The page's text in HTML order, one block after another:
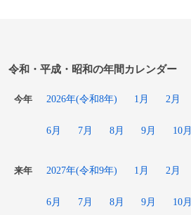
令和・平成・昭和の年間カレンダー
今年 2026年(令和8年) 1月 2月
6月 7月 8月 9月 10月
来年 2027年(令和9年) 1月 2月
6月 7月 8月 9月 10月